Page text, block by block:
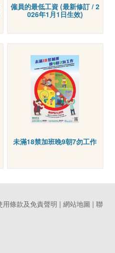
僱員的最低工資 (最新修訂 / 2
026年1月1日生效)
未滿18禁加班晚9朝7勿工作
用條款及免責聲明 | 網站地圖 | 聯